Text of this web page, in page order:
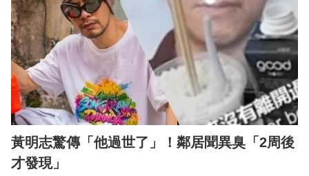
黃明志驚傳「他過世了」！鄰居聞異臭「2周後
才發現」